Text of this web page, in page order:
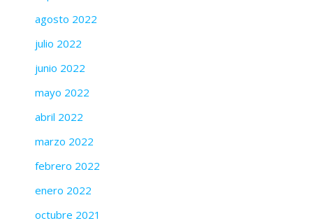
agosto 2022
julio 2022
junio 2022
mayo 2022
abril 2022
marzo 2022
febrero 2022
enero 2022
octubre 2021